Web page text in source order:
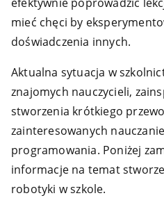
mieć chęci by
doświadczenia innych.
Aktualna sytuacja w
znajomych nauczycieli,
stworzenia krótkiego
zainteresowanych
programowania. Poniżej
informacje na temat
robotyki w szkole.